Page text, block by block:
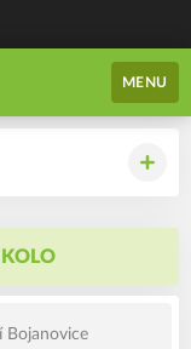
MENU
Bojanovice